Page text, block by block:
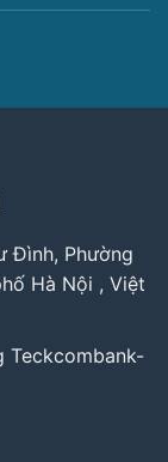
Đình, Phường
Hà Nội , Việt
Teckcombank-